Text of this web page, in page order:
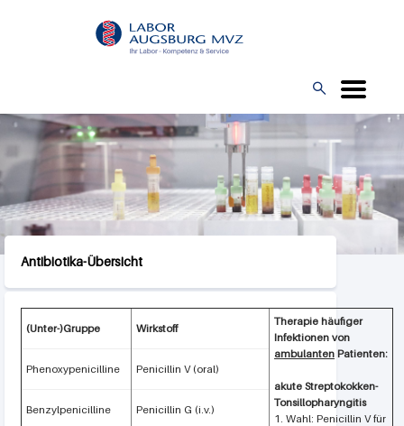
Direkt
zum
O

Antibiotika-Übersicht
(Unter-)Gruppe Wirkstoff
Therapie häufiger
Infektionen von
ambulanten Patienten:
akute Streptokokken-
Tonsillopharyngitis
1. Wahl: Penicillin V für
Phenoxypenicilline Penicillin V (oral)
Benzylpenicilline Penicillin G (i.v.)